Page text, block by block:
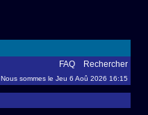
FAQ Rechercher
Nous sommes le Jeu 6 Aoû 2026 16:15